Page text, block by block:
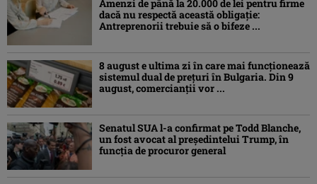
Amenzi de până la 20.000 de lei pentru firme
dacă nu respectă această obligație:
Antreprenorii trebuie să o bifeze ...
8 august e ultima zi în care mai funcționează
sistemul dual de prețuri în Bulgaria. Din 9
august, comercianții vor ...
Senatul SUA l-a confirmat pe Todd Blanche,
un fost avocat al președintelui Trump, în
funcția de procuror general